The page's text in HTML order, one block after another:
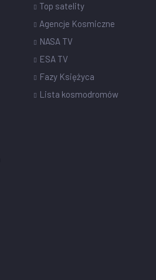
Top satelity
Agencje Kosmiczne
NASA TV
ESA TV
Fazy Księżyca
Lista kosmodromów